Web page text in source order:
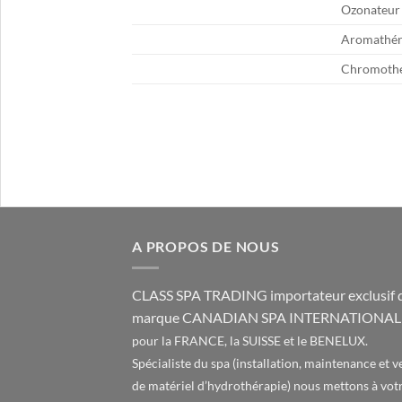
Ozonateur
A PROPOS DE NOUS
CLASS SPA TRADING importateur exclusif
marque CANADIAN SPA INTERNATIONAL
pour la FRANCE, la SUISSE et le BENELUX.
Spécialiste du spa (installation, maintenance et
de matériel d’hydrothérapie) nous mettons à